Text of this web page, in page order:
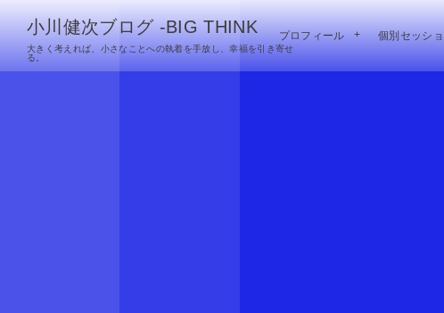
小川健次ブログ -BIG THINK
大きく考えれば、小さなことへの執着を手放し、幸福を引き寄せ
る。
プロフィール 個別セッシ